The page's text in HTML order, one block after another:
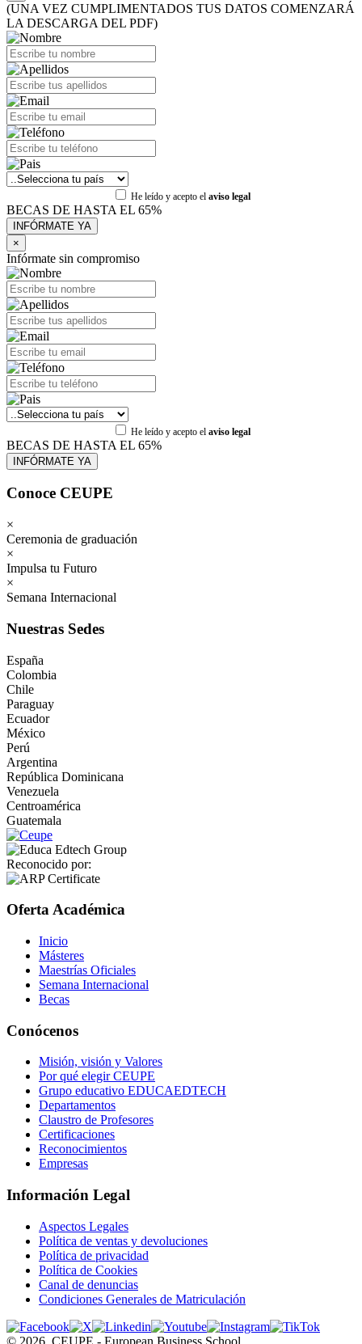
(UNA VEZ CUMPLIMENTADOS TUS DATOS COMENZARÁ
LA DESCARGA DEL PDF)
He leído y acepto el aviso legal
BECAS DE HASTA EL 65%
×
Infórmate sin compromiso
He leído y acepto el aviso legal
BECAS DE HASTA EL 65%
Conoce CEUPE
×
Ceremonia de graduación
×
Impulsa tu Futuro
×
Semana Internacional
Nuestras Sedes
España
Colombia
Chile
Paraguay
Ecuador
México
Perú
Argentina
República Dominicana
Venezuela
Centroamérica
Guatemala
Reconocido por:
Oferta Académica
Inicio
Másteres
Maestrías Oficiales
Semana Internacional
Becas
Conócenos
Misión, visión y Valores
Por qué elegir CEUPE
Grupo educativo EDUCAEDTECH
Departamentos
Claustro de Profesores
Certificaciones
Reconocimientos
Empresas
Información Legal
Aspectos Legales
Política de ventas y devoluciones
Política de privacidad
Política de Cookies
Canal de denuncias
Condiciones Generales de Matriculación
© 2026 CEUPE - European Business School.